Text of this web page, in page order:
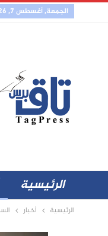
الجمعة, أغسطس 7, 2026
الرئيسية
الرئيسية أخبار